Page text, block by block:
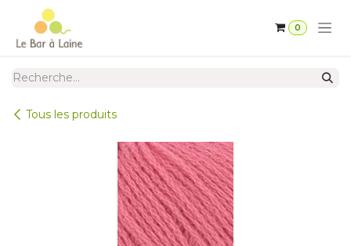
Se rendre au contenu
0
Tous les produits